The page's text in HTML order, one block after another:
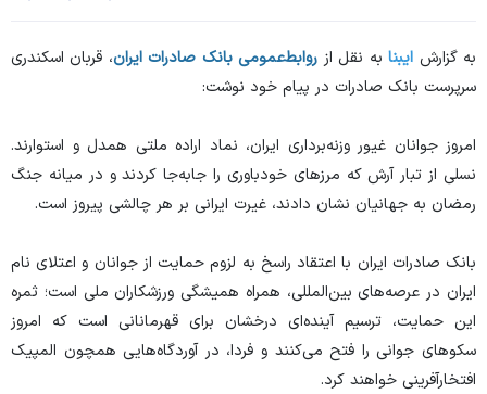
​به گزارش ایبنابه نقل از روابط‌عمومی بانک صادرات ایران، قربان اسکندری
سرپرست بانک صادرات در پیام خود نوشت:
امروز جوانان غیور وزنه‌برداری ایران، نماد اراده ملتی همدل و استوارند.
نسلی از تبار آرش که مرزهای خودباوری را جابه‌جا کردند و در میانه جنگ
رمضان به جهانیان نشان دادند، غیرت ایرانی بر هر چالشی پیروز است.
بانک صادرات ایران با اعتقاد راسخ به لزوم حمایت از جوانان و اعتلای نام
ایران در عرصه‌های بین‌المللی، همراه همیشگی ورزشکاران ملی است؛ ثمره
این حمایت، ترسیم آینده‌ای درخشان برای قهرمانانی است که امروز
سکوهای جوانی را فتح می‌کنند و فردا، در آوردگاه‌هایی همچون المپیک
افتخارآفرینی خواهند کرد.